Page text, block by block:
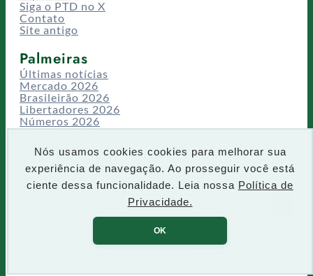
Nós usamos cookies cookies para melhorar sua
experiência de navegação. Ao prosseguir você está
ciente dessa funcionalidade. Leia nossa Política de
Privacidade.
OK
Siga o PTD no X
Contato
Site antigo
Palmeiras
Últimas notícias
Mercado 2026
Brasileirão 2026
Libertadores 2026
Números 2026
Campeonatos
Temporadas
CT/Centro de Excelência
Busca
P
e
q
u
s